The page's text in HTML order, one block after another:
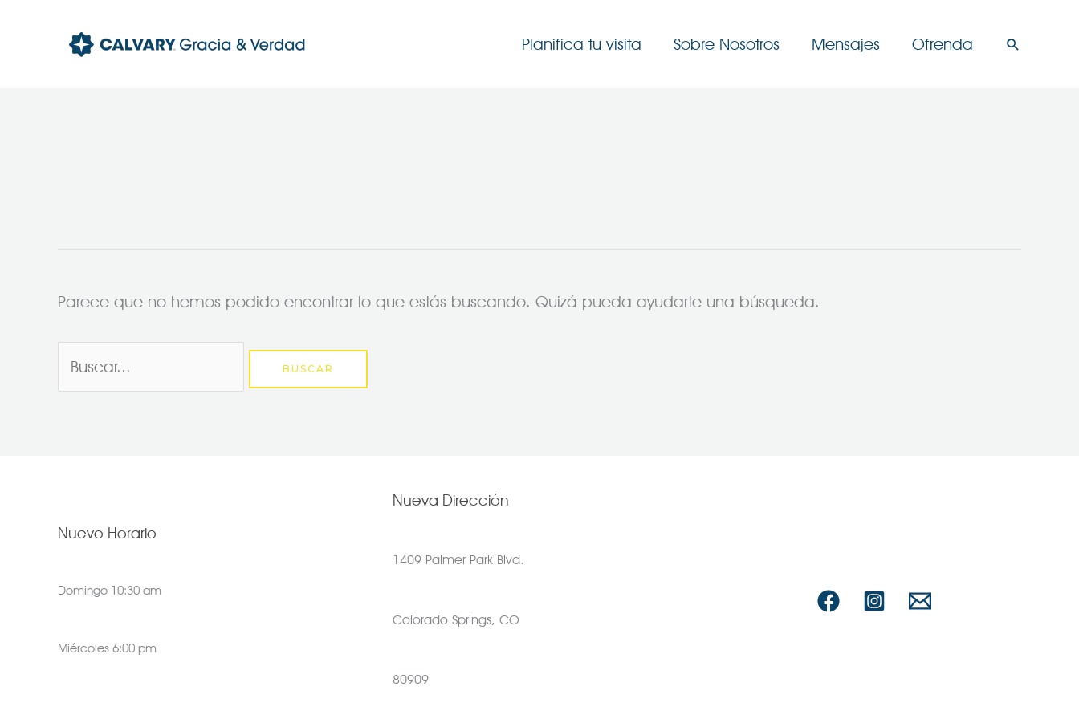
contenido
Planifica tu visita Sobre Nosotros Mensajes Ofrenda Buscar
Parece que no hemos podido encontrar lo que estás buscando. Quizá pueda ayudarte una búsqueda.
Nuevo Horario
Domingo 10:30 am
Miércoles 6:00 pm
Nueva Dirección
1409 Palmer Park Blvd.
Colorado Springs, CO
80909